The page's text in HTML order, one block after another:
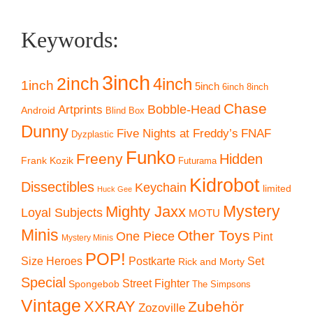
Keywords:
1inch 2inch 3inch4inch 5inch 6inch 8inch
Android Artprints Blind Box Bobble-Head Chase
Dunny Dyzplastic Five Nights at Freddy’s FNAF
Frank Kozik Freeny Funko Futurama Hidden
Dissectibles Huck Gee Keychain Kidrobot limited
Loyal Subjects Mighty Jaxx MOTU Mystery
Minis Mystery Minis One Piece Other Toys Pint
Size Heroes POP! Postkarte Rick and Morty Set
Special Spongebob Street Fighter The Simpsons
Vintage XXRAY Zozoville Zubehör